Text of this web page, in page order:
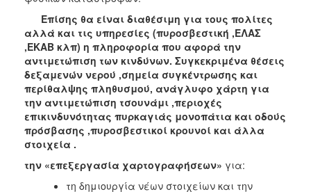
Επίσης θα είναι διαθέσιμη για τους πολίτες
αλλά και τις υπηρεσίες (πυροσβεστική ,ΕΛΑΣ
,ΕΚΑΒ κλπ) η πληροφορία που αφορά την
αντιμετώπιση των κινδύνων. Συγκεκριμένα θέσεις
δεξαμενών νερού ,σημεία συγκέντρωσης και
περίθαλψης πληθυσμού, ανάγλυφο χάρτη για
την αντιμετώπιση τσουνάμι ,περιοχές
επικινδυνότητας πυρκαγιάς μονοπάτια και οδούς
πρόσβασης ,πυροσβεστικοί κρουνοί και άλλα
στοιχεία .
την «επεξεργασία χαρτογραφήσεων» για:
τη δημιουργία νέων στοιχείων και την